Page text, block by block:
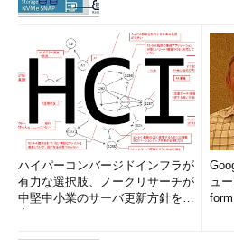
ハイパーコンバージドインフラが
有力な選択肢、ノークリサーチが
中堅中小業のサーバ更新方針を調
ュ